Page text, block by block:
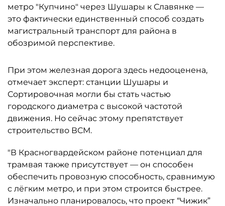
метро "Купчино" через Шушары к Славянке —
это фактически единственный способ создать
магистральный транспорт для района в
обозримой перспективе.
При этом железная дорога здесь недооценена,
отмечает эксперт: станции Шушары и
Сортировочная могли бы стать частью
городского диаметра с высокой частотой
движения. Но сейчас этому препятствует
строительство ВСМ.
"В Красногвардейском районе потенциал для
трамвая также присутствует — он способен
обеспечить провозную способность, сравнимую
с лёгким метро, и при этом строится быстрее.
Изначально планировалось, что проект “Чижик”